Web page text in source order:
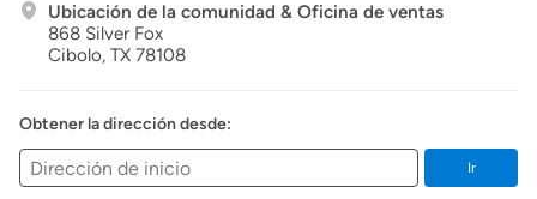
Ubicación de la comunidad & Oficina de ventas
868 Silver Fox
Cibolo, TX 78108
Obtener la dirección desde:
Ir